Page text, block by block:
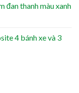
đan thanh màu xanh
4 bánh xe và 3